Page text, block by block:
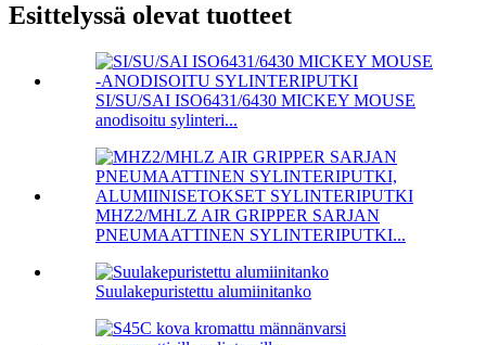
Esittelyssä olevat tuotteet
SI/SU/SAI ISO6431/6430 MICKEY MOUSE
anodisoitu sylinteri...
MHZ2/MHLZ AIR GRIPPER SARJAN
PNEUMAATTINEN SYLINTERIPUTKI...
Suulakepuristettu alumiinitanko